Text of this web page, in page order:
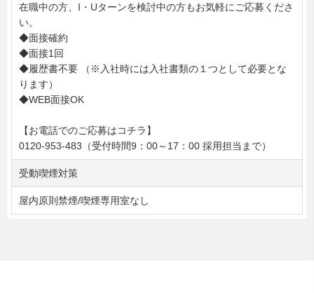
在職中の方、I・Uターンを検討中の方もお気軽にご応募くださ
い。
◆面接確約
◆面接1回
◆履歴書不要 （※入社時には入社書類の１つとして必要とな
ります）
◆WEB面接OK
【お電話でのご応募はコチラ】
0120-953-483（受付時間9：00～17：00 採用担当まで）
受動喫煙対策
屋内原則禁煙/喫煙専用室なし